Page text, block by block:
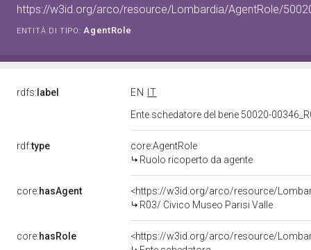
https://w3id.org/arco/resource/Lombardia/AgentRole/
ENTITÀ DI TIPO: AgentRole
rdfs: label EN
IT
Ente schedatore del bene 50020-
rdf:type
core:AgentRole
Ruolo ricoperto da agente
core:hasAgent
<https://w3id.org/arco/resource/
R03/ Civico Museo Parisi Valle
core:hasRole
<https://w3id.org/arco/resource/